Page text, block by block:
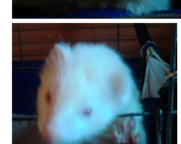
KONTAKT
JAK NÁM POMOCI
NAPSALI O NÁS
NATÁČENÍ V TELEVIZI